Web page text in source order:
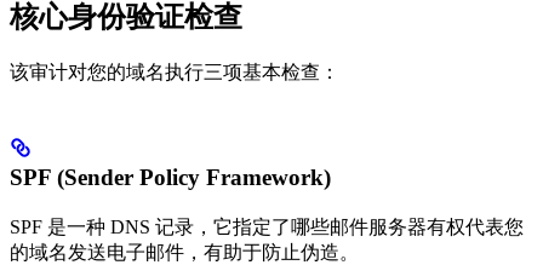
核心身份验证检查
该审计对您的域名执行三项基本检查：
SPF (Sender Policy Framework)
SPF 是一种 DNS 记录，它指定了哪些邮件服务器有权代表您
的域名发送电子邮件，有助于防止伪造。